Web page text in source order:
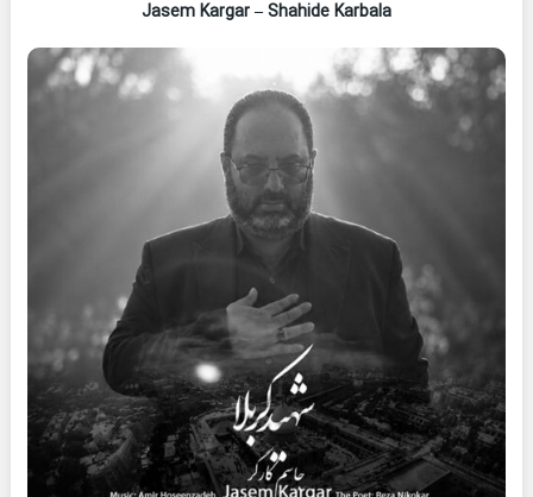
Jasem Kargar – Shahide Karbala